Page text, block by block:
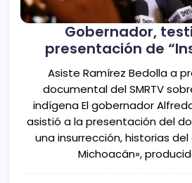
Gobernador,
presentación de
Asiste Ramírez Bedolla a
documental del SMRTV
indígena El gobernador
asistió a la presentación del
una insurrección, historias
Michoacán»,